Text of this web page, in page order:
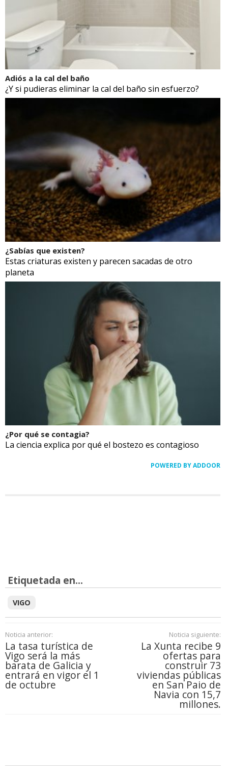
Adiós a la cal del baño
¿Y si pudieras eliminar la cal del baño sin esfuerzo?
¿Sabías que existen?
Estas criaturas existen y parecen sacadas de otro
planeta
¿Por qué se contagia?
La ciencia explica por qué el bostezo es contagioso
POWERED BY ADDOOR
Etiquetada en...
VIGO
Noticia anterior:
La tasa turística de
Vigo será la más
barata de Galicia y
entrará en vigor el 1
de octubre
Noticia siguiente:
La Xunta recibe 9
ofertas para
construir 73
viviendas públicas
en San Paio de
Navia con 15,7
millones.